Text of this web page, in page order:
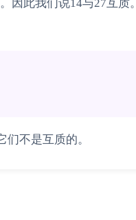
因此我们说14与27互质。
不是互质的。